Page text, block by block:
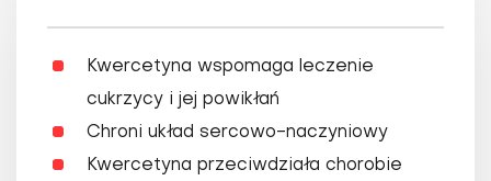
Kwercetyna wspomaga leczenie
cukrzycy i jej powikłań
Chroni układ sercowo-naczyniowy
Kwercetyna przeciwdziała chorobie